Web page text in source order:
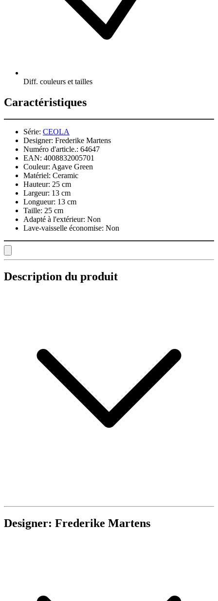
Diff. couleurs et tailles
Caractéristiques
Série: CEOLA
Designer: Frederike Martens
Numéro d'article.: 64647
EAN: 4008832005701
Couleur: Agave Green
Matériel: Ceramic
Hauteur: 25 cm
Largeur: 13 cm
Longueur: 13 cm
Taille: 25 cm
Adapté à l'extérieur: Non
Lave-vaisselle économise: Non
Description du produit
Designer: Frederike Martens